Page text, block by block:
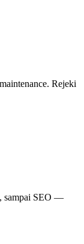
Rejeki
sampai SEO —